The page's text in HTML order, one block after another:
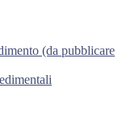
(da pubblicare